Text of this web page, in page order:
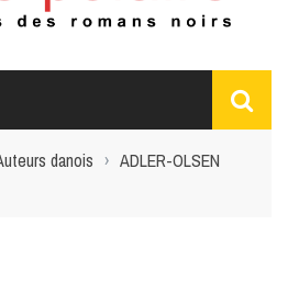
danois › ADLER-OLSEN